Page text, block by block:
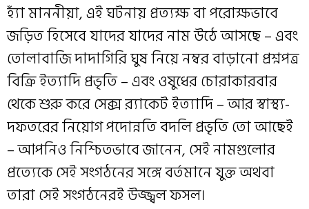
হ্যাঁ মাননীয়া, এই ঘটনায় প্রত্যক্ষ বা পরোক্ষভাবে
জড়িত হিসেবে যাদের যাদের নাম উঠে আসছে – এবং
তোলাবাজি দাদাগিরি ঘুষ নিয়ে নম্বর বাড়ানো প্রশ্নপত্র
বিক্রি ইত্যাদি প্রভৃতি – এবং ওষুধের চোরাকারবার
থেকে শুরু করে সেক্স র‍্যাকেট ইত্যাদি – আর স্বাস্থ্য-
দফতরের নিয়োগ পদোন্নতি বদলি প্রভৃতি তো আছেই
– আপনিও নিশ্চিতভাবে জানেন, সেই নামগুলোর
প্রত্যেকে সেই সংগঠনের সঙ্গে বর্তমানে যুক্ত অথবা
তারা সেই সংগঠনেরই উজ্জ্বল ফসল।